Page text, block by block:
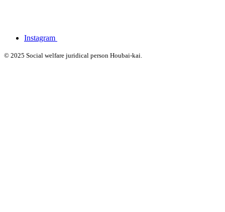
Instagram
© 2025 Social welfare juridical person Houbai-kai.